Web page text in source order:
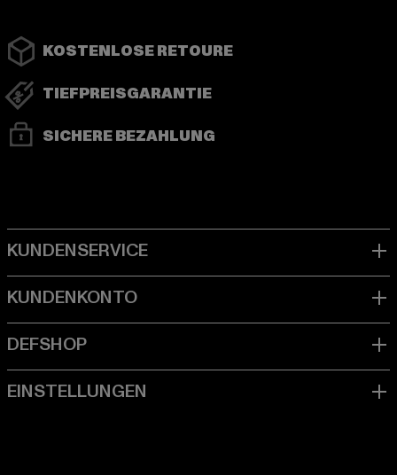
KOSTENLOSE RETOURE
TIEFPREISGARANTIE
SICHERE BEZAHLUNG